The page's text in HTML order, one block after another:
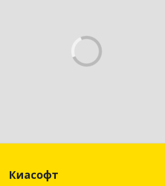
Киасофт
655017, Хакасия Респ, Абакан г, Ивана